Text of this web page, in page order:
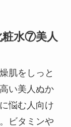
粧水⑦美人
肌をしっと
い美人ぬか
悩む人向け
ビタミンや